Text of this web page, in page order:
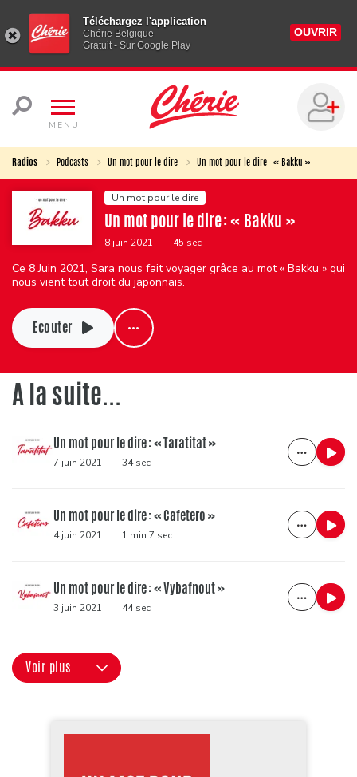
Téléchargez l'application
Chérie Belgique
Gratuit - Sur Google Play
OUVRIR
MENU
Radios Podcasts Un mot pour le dire Un mot pour le dire : « Bakku »
Un mot pour le dire
Un mot pour le dire : « Bakku »
8 juin 2021 | 45 sec
Ce 8 Juin 2021, Sara nous fait voyager grâce au mot « Bakku » qui
nous vient tout droit du japonnais.
Ecouter
A la suite...
Un mot pour le dire : « Taratitat »
7 juin 2021 | 34 sec
Un mot pour le dire : « Cafetero »
4 juin 2021 | 1 min 7 sec
Un mot pour le dire : « Vybafnout »
3 juin 2021 | 44 sec
Voir plus